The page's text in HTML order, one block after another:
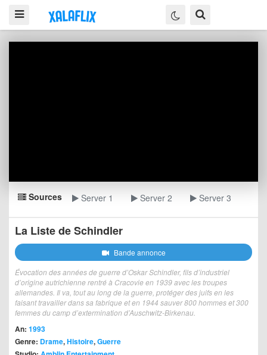
Sources Server 1 Server 2 Server 3
La Liste de Schindler
Bande annonce
Évocation des années de guerre d’Oskar Schindler, fils d’industriel
d’origine autrichienne rentré à Cracovie en 1939 avec les troupes
allemandes. Il va, tout au long de la guerre, protéger des juifs en les
faisant travailler dans sa fabrique et en 1944 sauver 800 hommes et 300
femmes du camp d’extermination d’Auschwitz‐Birkenau.
An: 1993
Genre: Drame,Histoire,Guerre